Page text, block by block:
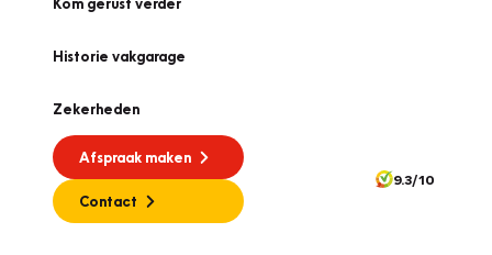
Historie vakgarage
Zekerheden
Afspraak maken
Contact
9.3/10